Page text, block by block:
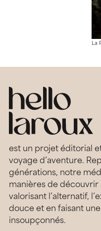
La
est un projet éditorial
voyage d’aventure.
générations, notre
manières de
valorisant l’alternatif,
douce et en faisant
insoupçonnés.